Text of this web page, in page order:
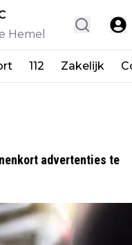
Hemel
112 Zakelijk
advertenties te